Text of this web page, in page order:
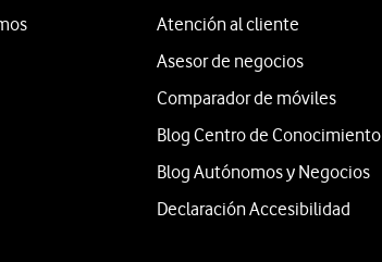
Atención al cliente
Asesor de negocios
Comparador de móviles
Blog Centro de Conocimiento
Blog Autónomos y Negocios
Declaración Accesibilidad